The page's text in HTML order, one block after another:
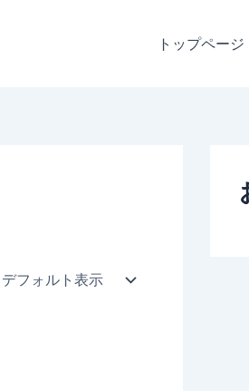
トップページ